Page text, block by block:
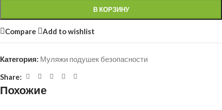
В КОРЗИНУ
Compare Add to wishlist
Категория: Муляжи подушек безопасности
Share:
Похожие